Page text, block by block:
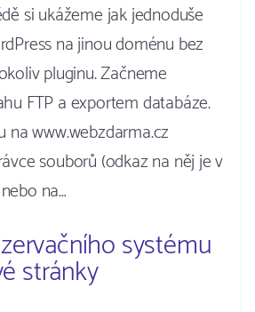
si ukážeme jak jednoduše
na jinou doménu bez
pluginu. Začneme
FTP a exportem databáze.
na www.webzdarma.cz
souborů (odkaz na něj je v
na…
systému
stránky